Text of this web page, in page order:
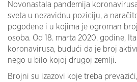
Novonastala pandemija
sveta u nezavidnu poziciju, a
pogođene i u kojima je ogroman
osoba. Od 18. marta 2020. godine,
koronavirusa, budući da je broj
nego u bilo kojoj drugoj zemlji.
Brojni su izazovi koje treba